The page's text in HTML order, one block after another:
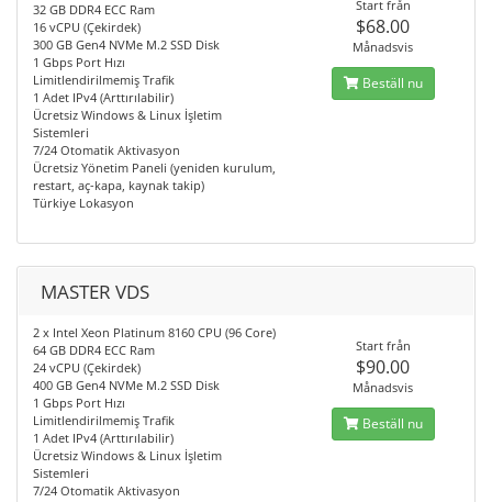
32 GB DDR4 ECC Ram
16 vCPU (Çekirdek)
300 GB Gen4 NVMe M.2 SSD Disk
1 Gbps Port Hızı
Limitlendirilmemiş Trafik
1 Adet IPv4 (Arttırılabilir)
Ücretsiz Windows & Linux İşletim
Sistemleri
7/24 Otomatik Aktivasyon
Ücretsiz Yönetim Paneli (yeniden kurulum,
restart, aç-kapa, kaynak takip)
Türkiye Lokasyon
Start från
$68.00
Månadsvis
Beställ nu
MASTER VDS
2 x Intel Xeon Platinum 8160 CPU (96 Core)
64 GB DDR4 ECC Ram
24 vCPU (Çekirdek)
400 GB Gen4 NVMe M.2 SSD Disk
1 Gbps Port Hızı
Limitlendirilmemiş Trafik
1 Adet IPv4 (Arttırılabilir)
Ücretsiz Windows & Linux İşletim
Sistemleri
7/24 Otomatik Aktivasyon
Start från
$90.00
Månadsvis
Beställ nu